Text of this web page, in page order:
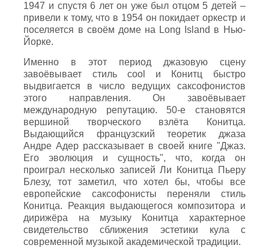
1947 и спустя 6 лет он уже был отцом 5 детей –
привели к тому, что в 1954 он покидает оркестр и
поселяется в своём доме на Long Island в Нью-
Йорке.
Именно в этот период джазовую сцену
завоёвывает стиль cool и Конитц быстро
выдвигается в число ведущих саксофонистов
этого направления. Он завоёвывает
международную репутацию. 50-е становятся
вершиной творческого взлёта Конитца.
Выдающийся французский теоретик джаза
Андре Адер рассказывает в своей книге "Джаз.
Его эволюция и сущность", что, когда он
проиграл несколько записей Ли Конитца Пьеру
Блезу, тот заметил, что хотел бы, чтобы все
европейские саксофонисты переняли стиль
Конитца. Реакция выдающегося композитора и
дирижёра на музыку Конитца характерное
свидетельство сближения эстетики кула с
современной музыкой академической традиции.